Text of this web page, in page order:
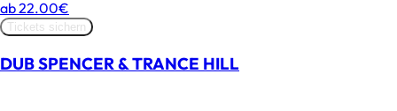
ab22.00€
Tickets sichern
DUB SPENCER & TRANCE HILL